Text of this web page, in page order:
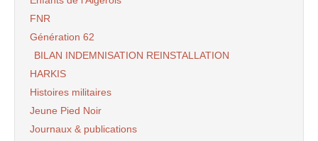
FNR
Génération 62
BILAN INDEMNISATION REINSTALLATION
HARKIS
Histoires militaires
Jeune Pied Noir
Journaux & publications